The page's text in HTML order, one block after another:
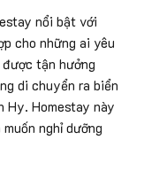
nổi bật với
cho những ai yêu
tận hưởng
di chuyển ra biển
Hy. Homestay này
nghỉ dưỡng